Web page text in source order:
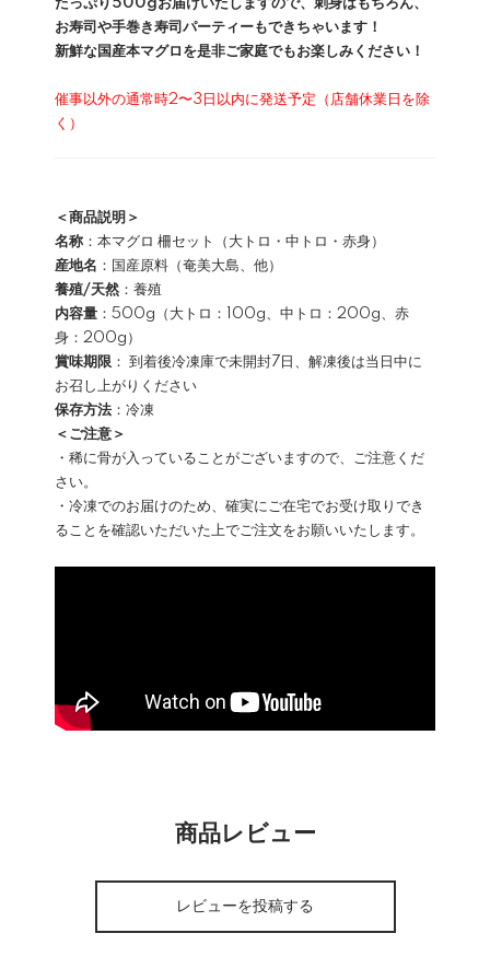
たっぷり500gお届けいたしますので、刺身はもちろん、
お寿司や手巻き寿司パーティーもできちゃいます！
新鮮な国産本マグロを是非ご家庭でもお楽しみください！
催事以外の通常時2〜3日以内に発送予定（店舗休業日を除
く）
＜商品説明＞
名称 ：本マグロ 柵セット（大トロ・中トロ・赤身）
産地名 ：国産原料（奄美大島、他）
養殖/天然 ：養殖
内容量 ：500g（大トロ：100g、中トロ：200g、赤
身：200g）
賞味期限 ： 到着後冷凍庫で未開封7日、解凍後は当日中に
お召し上がりください
保存方法 ：冷凍
＜ご注意＞
・稀に骨が入っていることがございますので、ご注意くだ
さい。
・冷凍でのお届けのため、確実にご在宅でお受け取りでき
ることを確認いただいた上でご注文をお願いいたします。
商品レビュー
レビューを投稿する